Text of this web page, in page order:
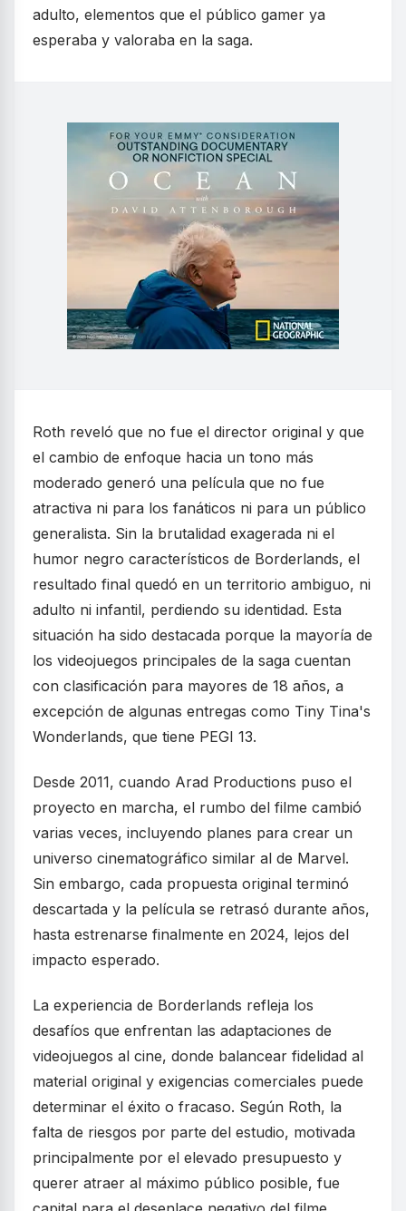
adulto, elementos que el público gamer ya
esperaba y valoraba en la saga.
Roth reveló que no fue el director original y que
el cambio de enfoque hacia un tono más
moderado generó una película que no fue
atractiva ni para los fanáticos ni para un público
generalista. Sin la brutalidad exagerada ni el
humor negro característicos de Borderlands, el
resultado final quedó en un territorio ambiguo, ni
adulto ni infantil, perdiendo su identidad. Esta
situación ha sido destacada porque la mayoría de
los videojuegos principales de la saga cuentan
con clasificación para mayores de 18 años, a
excepción de algunas entregas como Tiny Tina's
Wonderlands, que tiene PEGI 13.
Desde 2011, cuando Arad Productions puso el
proyecto en marcha, el rumbo del filme cambió
varias veces, incluyendo planes para crear un
universo cinematográfico similar al de Marvel.
Sin embargo, cada propuesta original terminó
descartada y la película se retrasó durante años,
hasta estrenarse finalmente en 2024, lejos del
impacto esperado.
La experiencia de Borderlands refleja los
desafíos que enfrentan las adaptaciones de
videojuegos al cine, donde balancear fidelidad al
material original y exigencias comerciales puede
determinar el éxito o fracaso. Según Roth, la
falta de riesgos por parte del estudio, motivada
principalmente por el elevado presupuesto y
querer atraer al máximo público posible, fue